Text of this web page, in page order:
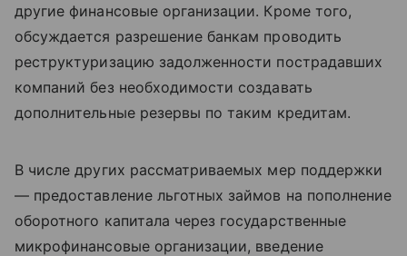
другие финансовые организации. Кроме того,
обсуждается разрешение банкам проводить
реструктуризацию задолженности пострадавших
компаний без необходимости создавать
дополнительные резервы по таким кредитам.
В числе других рассматриваемых мер поддержки
— предоставление льготных займов на пополнение
оборотного капитала через государственные
микрофинансовые организации, введение